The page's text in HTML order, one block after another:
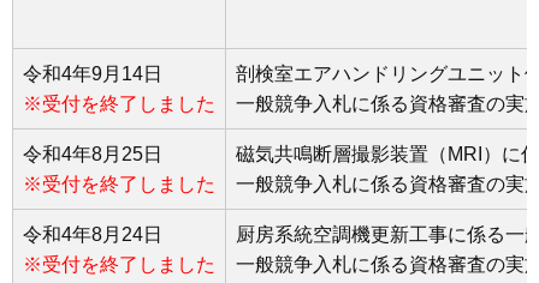
令和4年9月14日
※受付を終了しました
剖検室エアハンドリングユニット
一般競争入札に係る資格審査の実
令和4年8月25日
※受付を終了しました
磁気共鳴断層撮影装置（MRI）に
一般競争入札に係る資格審査の実
令和4年8月24日
※受付を終了しました
厨房系統空調機更新工事に係る一
一般競争入札に係る資格審査の実